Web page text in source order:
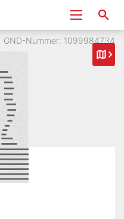
GND-Nummer: 1099984734